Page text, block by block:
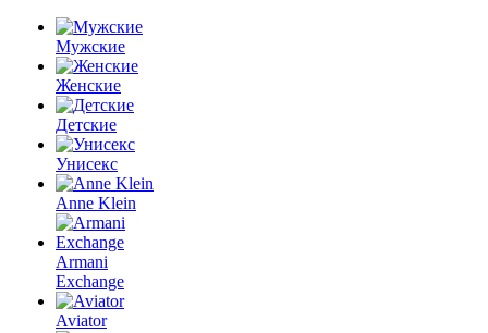
Мужские
Женские
Детские
Унисекс
Anne Klein
Armani
Exchange
Aviator